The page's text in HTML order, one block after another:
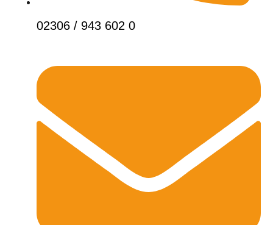
02306 / 943 602 0